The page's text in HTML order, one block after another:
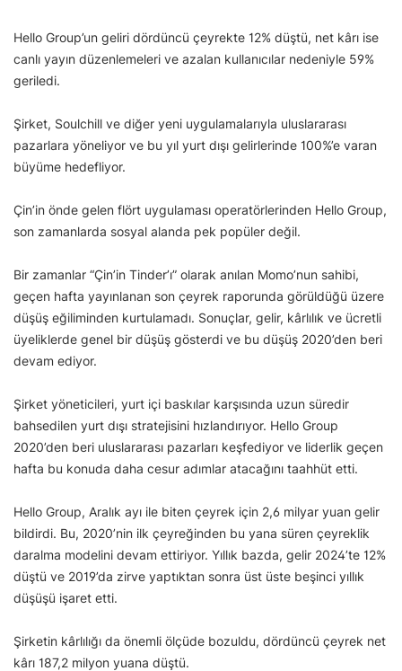
Hello Group’un geliri dördüncü çeyrekte 12% düştü, net kârı ise
canlı yayın düzenlemeleri ve azalan kullanıcılar nedeniyle 59%
geriledi.
Şirket, Soulchill ve diğer yeni uygulamalarıyla uluslararası
pazarlara yöneliyor ve bu yıl yurt dışı gelirlerinde 100%’e varan
büyüme hedefliyor.
Çin’in önde gelen flört uygulaması operatörlerinden Hello Group,
son zamanlarda sosyal alanda pek popüler değil.
Bir zamanlar “Çin’in Tinder’ı” olarak anılan Momo’nun sahibi,
geçen hafta yayınlanan son çeyrek raporunda görüldüğü üzere
düşüş eğiliminden kurtulamadı. Sonuçlar, gelir, kârlılık ve ücretli
üyeliklerde genel bir düşüş gösterdi ve bu düşüş 2020’den beri
devam ediyor.
Şirket yöneticileri, yurt içi baskılar karşısında uzun süredir
bahsedilen yurt dışı stratejisini hızlandırıyor. Hello Group
2020’den beri uluslararası pazarları keşfediyor ve liderlik geçen
hafta bu konuda daha cesur adımlar atacağını taahhüt etti.
Hello Group, Aralık ayı ile biten çeyrek için 2,6 milyar yuan gelir
bildirdi. Bu, 2020’nin ilk çeyreğinden bu yana süren çeyreklik
daralma modelini devam ettiriyor. Yıllık bazda, gelir 2024’te 12%
düştü ve 2019’da zirve yaptıktan sonra üst üste beşinci yıllık
düşüşü işaret etti.
Şirketin kârlılığı da önemli ölçüde bozuldu, dördüncü çeyrek net
kârı 187,2 milyon yuana düştü.